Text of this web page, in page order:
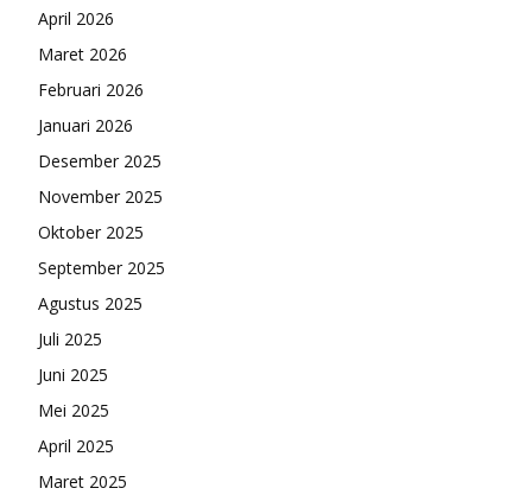
April 2026
Maret 2026
Februari 2026
Januari 2026
Desember 2025
November 2025
Oktober 2025
September 2025
Agustus 2025
Juli 2025
Juni 2025
Mei 2025
April 2025
Maret 2025